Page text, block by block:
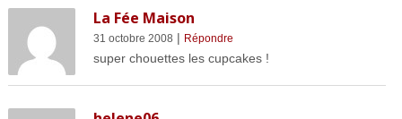
La Fée Maison
31 octobre 2008 | Répondre
super chouettes les cupcakes !